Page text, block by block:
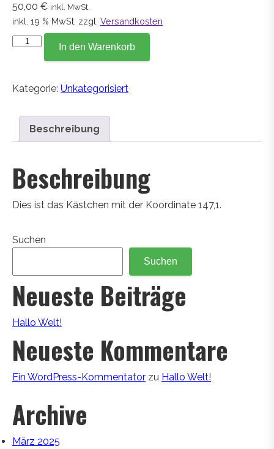
50,00 € inkl. MwSt.
inkl. 19 % MwSt. zzgl. Versandkosten
Koordinate
In den Warenkorb
Kategorie: Unkategorisiert
Beschreibung
Beschreibung
Dies ist das Kästchen mit der Koordinate 147,1.
Suchen
Suchen
Neueste Beiträge
Hallo Welt!
Neueste Kommentare
Ein WordPress-Kommentator zu Hallo Welt!
Archive
März 2025